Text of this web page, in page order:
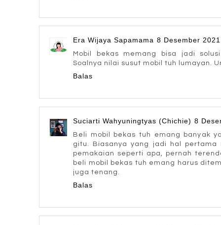
Era Wijaya Sapamama 8 Desember
Mobil bekas memang bisa jadi
Soalnya nilai susut mobil tuh lumayan.
Balas
Suciarti Wahyuningtyas (Chichie) 8
Beli mobil bekas tuh emang banyak
gitu. Biasanya yang jadi hal pertama
pemakaian seperti apa, pernah
beli mobil bekas tuh emang harus
juga tenang.
Balas